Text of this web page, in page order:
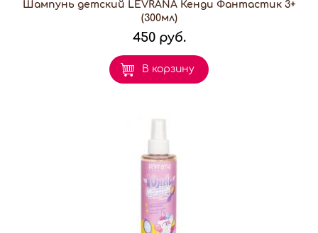
Шампунь детский LEVRANA Кенди Фантастик 3+
(300мл)
450 руб.
В корзину